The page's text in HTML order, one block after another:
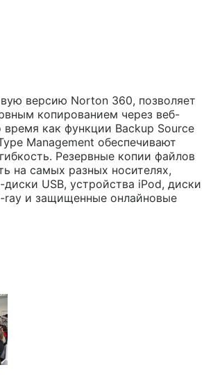
версию Norton 360, позволяет
копированием через веб-
время как функции Backup Source
Management обеспечивают
Резервные копии файлов
на самых разных носителях,
USB, устройства iPod, диски
ray и защищенные онлайновые